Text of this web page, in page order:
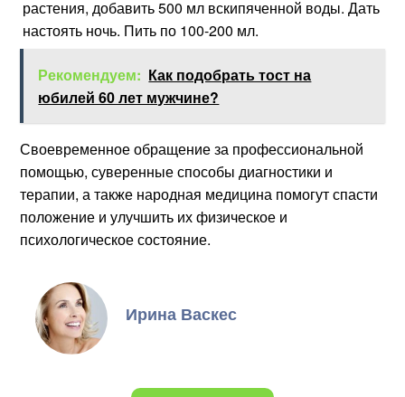
растения, добавить 500 мл вскипяченной воды. Дать
настоять ночь. Пить по 100-200 мл.
Рекомендуем: Как подобрать тост на
юбилей 60 лет мужчине?
Своевременное обращение за профессиональной
помощью, суверенные способы диагностики и
терапии, а также народная медицина помогут спасти
положение и улучшить их физическое и
психологическое состояние.
Ирина Васкес